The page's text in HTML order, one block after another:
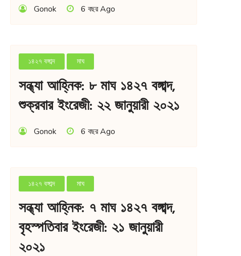
Gonok 6 বছর Ago
১৪২৭ বঙ্গাব্দ মাঘ
সন্ধ্যা আহ্নিক: ৮ মাঘ ১৪২৭ বঙ্গাব্দ,
শুক্রবার ইংরেজী: ২২ জানুয়ারী ২০২১
Gonok 6 বছর Ago
১৪২৭ বঙ্গাব্দ মাঘ
সন্ধ্যা আহ্নিক: ৭ মাঘ ১৪২৭ বঙ্গাব্দ,
বৃহস্পতিবার ইংরেজী: ২১ জানুয়ারী
২০২১